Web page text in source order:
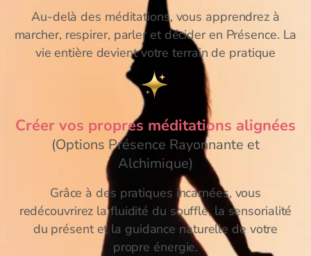
Au-delà des méditations, vous apprendrez à
marcher, respirer, parler et décider en Présence. La
vie entière devient votre terrain de pratique
Créer vos propres méditations alignées
(Options Présence Rayonnante et
Alchimique)
Grâce à des pratiques incarnées, vous
redécouvrirez la fluidité du souffle, la sensorialité
du présent et la guidance naturelle de votre
propre énergie.